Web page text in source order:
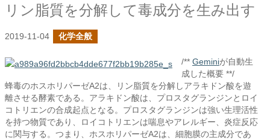
リン脂質を分解して毒成分を生み出す
2019-11-04 化学全般
/** Geminiが自動生
成した概要 **/
蜂毒のホスホリパーゼA2は、リン脂質を分解しアラキドン酸を遊
離させる酵素である。アラキドン酸は、プロスタグランジンとロイ
コトリエンの合成起点となる。プロスタグランジンは強い生理活性
を持つ物質であり、ロイコトリエンは喘息やアレルギー、炎症反応
に関与する。つまり、ホスホリパーゼA2は、細胞膜の主成分であ